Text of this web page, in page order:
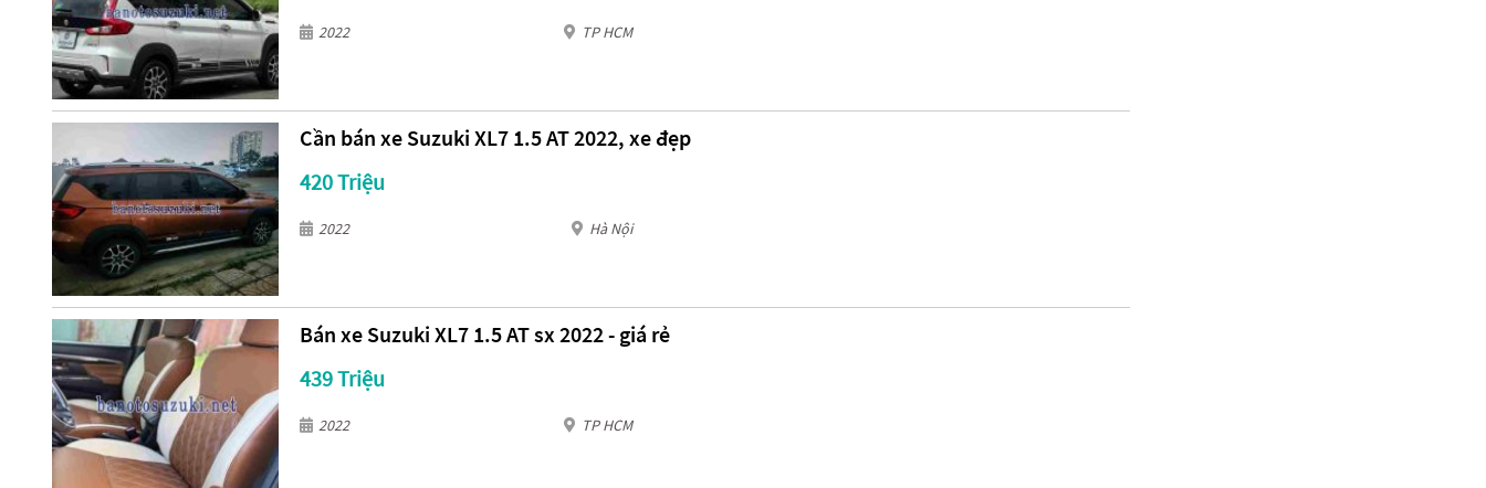
2022 TP HCM
Cần bán xe Suzuki XL7 1.5 AT 2022, xe đẹp
420 Triệu
2022 Hà Nội
Bán xe Suzuki XL7 1.5 AT sx 2022 - giá rẻ
439 Triệu
2022 TP HCM